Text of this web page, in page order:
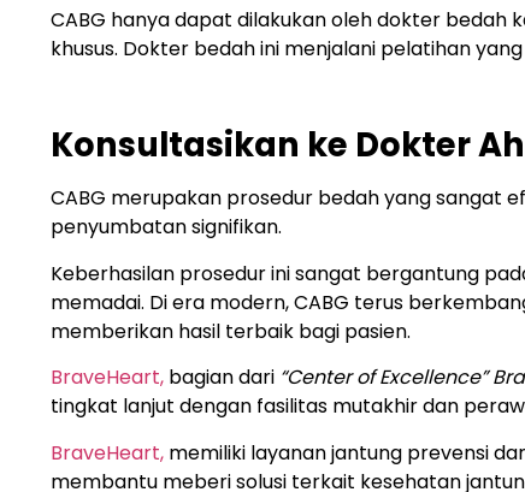
CABG hanya dapat dilakukan oleh dokter
khusus. Dokter bedah ini menjalani pelatihan
Konsultasikan ke Dokter
CABG merupakan prosedur bedah yang sangat
penyumbatan signifikan.
Keberhasilan prosedur ini sangat bergantung
memadai. Di era modern, CABG terus
memberikan hasil terbaik bagi pasien.
BraveHeart, bagian dari “Center of Excellence”
tingkat lanjut dengan fasilitas mutakhir dan
BraveHeart, memiliki layanan jantung prevensi
membantu meberi solusi terkait kesehatan